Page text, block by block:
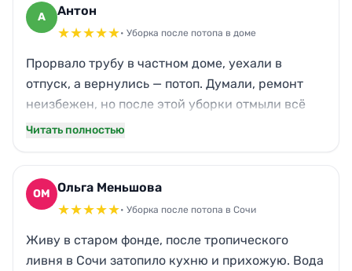
Дети бегали босиком по высохшему полу, а я
наконец выдохнула.
А Антон
★★★★★• Уборка после потопа в доме
Прорвало трубу в частном доме, уехали в
отпуск, а вернулись — потоп. Думали, ремонт
неизбежен, но после этой уборки отмыли всё
под ноль. Даже стены в коридоре, где была
оперативность, хотя думал, что без Вашего
сервиса не обойтись.
Читать полностью
ОМ Ольга Меньшова
★★★★★• Уборка после потопа в Сочи
Живу в старом фонде, после тропического
ливня в Сочи затопило кухню и прихожую. Вода